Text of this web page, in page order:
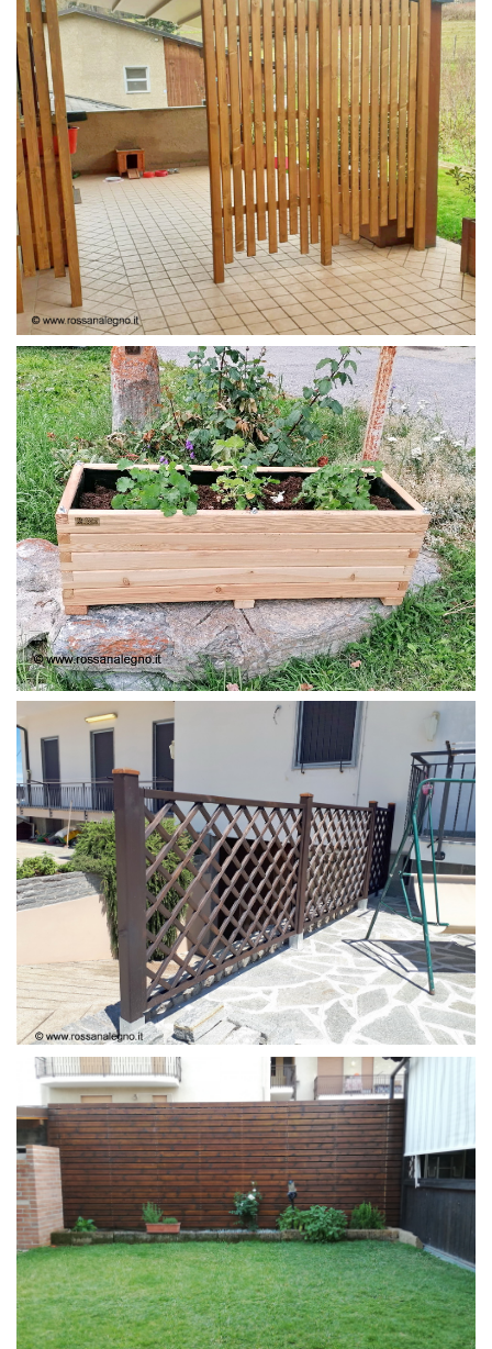
FRANGIVISTA
FIORIERA IN LARICE 80 O 120 X38X38 CM.
GRIGLIATI